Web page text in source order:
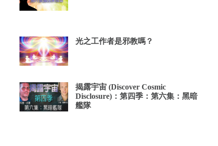
光之工作者是邪教嗎？
揭露宇宙 (Discover Cosmic
Disclosure)：第四季：第六集：黑暗
艦隊